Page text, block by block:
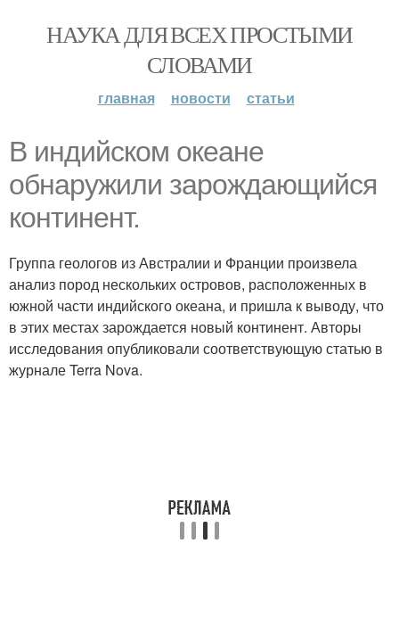
НАУКА ДЛЯ ВСЕХ ПРОСТЫМИ
СЛОВАМИ
главная новости статьи
В индийском океане
обнаружили зарождающийся
континент.
Группа геологов из Австралии и Франции произвела
анализ пород нескольких островов, расположенных в
южной части индийского океана, и пришла к выводу, что
в этих местах зарождается новый континент. Авторы
исследования опубликовали соответствующую статью в
журнале Terra Nova.